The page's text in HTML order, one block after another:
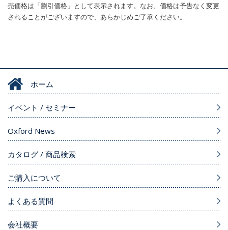
売価格は「割引価格」として表示されます。なお、価格は予告なく変更
されることがございますので、あらかじめご了承ください。
ホーム
イベント / セミナー
Oxford News
カタログ / 商品検索
ご購入について
よくある質問
会社概要